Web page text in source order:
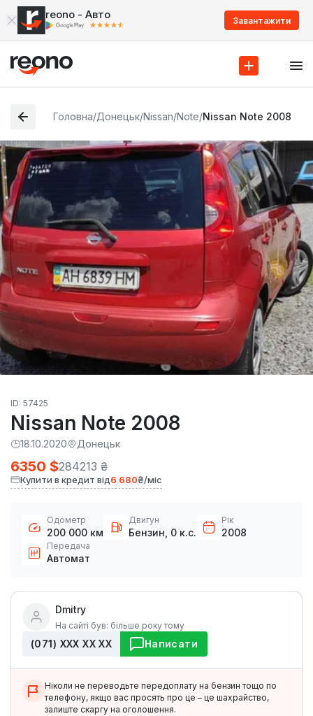
reono - Авто Завантажити
Головна/Донецьк/Nissan/Note/Nissan Note 2008
ID: 57425
Nissan Note 2008
18.10.2020 Донецьк
6350 $284213 ₴
Купити в кредит від6 680₴/міс
Одометр
200 000 км
Двигун
Бензин, 0 к.с.
Рік
2008
Передача
Автомат
Dmitry
На сайті був: більше року тому
(071) ХХХ ХХ ХХ Написати
Ніколи не переводьте передоплату на бензин тощо по
телефону, якщо вас просять про це – це шахрайство,
залиште скаргу на оголошення.